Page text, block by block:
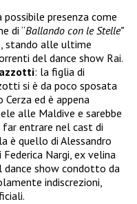
presenza come
di “Ballando con le Stelle”
stando alle ultime
del dance show Rai.
: la figlia di
si è da poco sposata
ed è appena
alle Maldive e sarebbe
far entrare nel cast di
è quello di Alessandro
Nargi, ex velina
dance show condotto da
indiscrezioni,